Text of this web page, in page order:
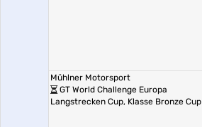
Mühlner Motorsport
GT World Challenge Europa
Langstrecken Cup, Klasse Bronze Cup